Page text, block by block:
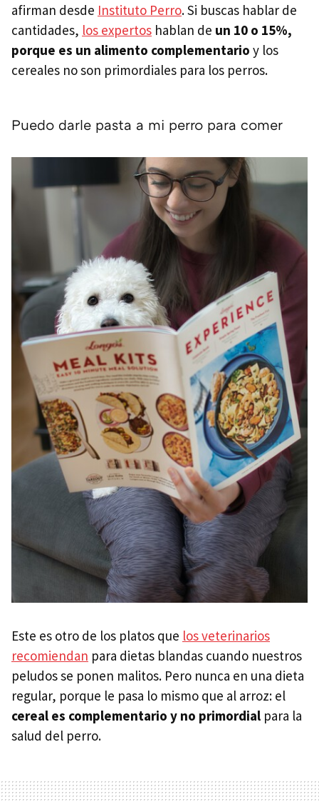
afirman desde Instituto Perro. Si buscas hablar de
cantidades, los expertos hablan de un 10 o 15%,
porque es un alimento complementario y los
cereales no son primordiales para los perros.
Puedo darle pasta a mi perro para comer
Este es otro de los platos que los veterinarios
recomiendan para dietas blandas cuando nuestros
peludos se ponen malitos. Pero nunca en una dieta
regular, porque le pasa lo mismo que al arroz: el
cereal es complementario y no primordial para la
salud del perro.